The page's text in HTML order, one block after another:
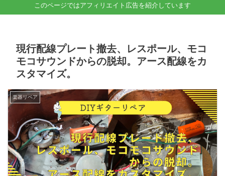
このページではアフィリエイト広告を紹介しています
現行配線プレート撤去、レスポール、モコ
モコサウンドからの脱却。アース配線をカ
スタマイズ。
楽器リペア